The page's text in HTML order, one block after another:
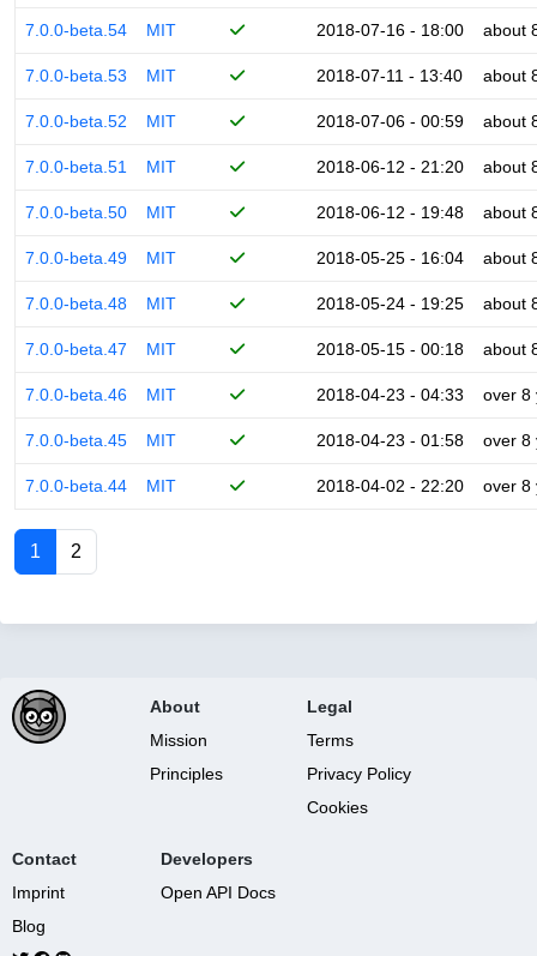
7.0.0-beta.54 MIT 2018-07-16 - 18:00 about
7.0.0-beta.53 MIT 2018-07-11 - 13:40 about
7.0.0-beta.52 MIT 2018-07-06 - 00:59 about
7.0.0-beta.51 MIT 2018-06-12 - 21:20 about
7.0.0-beta.50 MIT 2018-06-12 - 19:48 about
7.0.0-beta.49 MIT 2018-05-25 - 16:04 about
7.0.0-beta.48 MIT 2018-05-24 - 19:25 about
7.0.0-beta.47 MIT 2018-05-15 - 00:18 about
7.0.0-beta.46 MIT 2018-04-23 - 04:33 over 8
7.0.0-beta.45 MIT 2018-04-23 - 01:58 over 8
7.0.0-beta.44 MIT 2018-04-02 - 22:20 over 8
1 2
About
Mission
Principles
Legal
Terms
Privacy Policy
Cookies
Contact
Imprint
Blog
Developers
Open API Docs